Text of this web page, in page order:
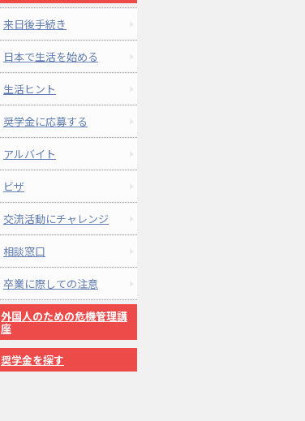
来日後手続き
日本で生活を始める
生活ヒント
奨学金に応募する
アルバイト
ビザ
交流活動にチャレンジ
相談窓口
卒業に際しての注意
外国人のための危機管理講
座
奨学金を探す